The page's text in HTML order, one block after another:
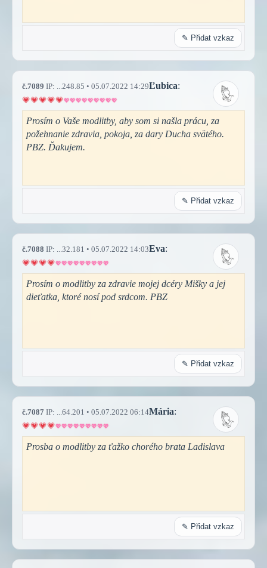
✎ Přidat vzkaz
č.7089 IP: ...248.85 • 05.07.2022 14:29Ľubica:
Prosím o Vaše modlitby, aby som si našla prácu, za
požehnanie zdravia, pokoja, za dary Ducha svätého.
PBZ. Ďakujem.
✎ Přidat vzkaz
č.7088 IP: ...32.181 • 05.07.2022 14:03Eva:
Prosím o modlitby za zdravie mojej dcéry Mišky a jej
dieťatka, ktoré nosí pod srdcom. PBZ
✎ Přidat vzkaz
č.7087 IP: ...64.201 • 05.07.2022 06:14Mária:
Prosba o modlitby za ťažko chorého brata Ladislava
✎ Přidat vzkaz